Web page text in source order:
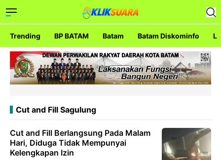
Trending BP BATAM Batam Batam Diskominfo
Cut and Fill Sagulung
Cut and Fill Berlangsung Pada Malam
Hari, Diduga Tidak Mempunyai
Kelengkapan Izin